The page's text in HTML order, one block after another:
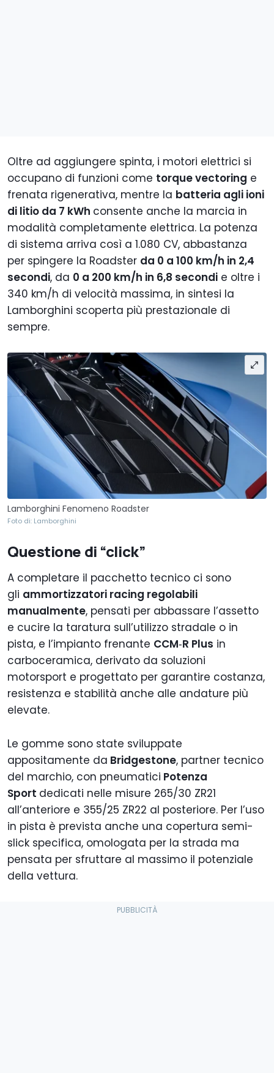
Oltre ad aggiungere spinta, i motori elettrici si
occupano di funzioni come torque vectoring e
frenata rigenerativa, mentre la batteria agli ioni
di litio da 7 kWh consente anche la marcia in
modalità completamente elettrica. La potenza
di sistema arriva così a 1.080 CV, abbastanza
per spingere la Roadster da 0 a 100 km/h in 2,4
secondi, da 0 a 200 km/h in 6,8 secondi e oltre i
340 km/h di velocità massima, in sintesi la
Lamborghini scoperta più prestazionale di
sempre.
Lamborghini Fenomeno Roadster
Foto di: Lamborghini
Questione di “click”
A completare il pacchetto tecnico ci sono
gli ammortizzatori racing regolabili
manualmente, pensati per abbassare l’assetto
e cucire la taratura sull’utilizzo stradale o in
pista, e l’impianto frenante CCM‑R Plus in
carboceramica, derivato da soluzioni
motorsport e progettato per garantire costanza,
resistenza e stabilità anche alle andature più
elevate.
Le gomme sono state sviluppate
appositamente da Bridgestone, partner tecnico
del marchio, con pneumatici Potenza
Sport dedicati nelle misure 265/30 ZR21
all’anteriore e 355/25 ZR22 al posteriore. Per l’uso
in pista è prevista anche una copertura semi-
slick specifica, omologata per la strada ma
pensata per sfruttare al massimo il potenziale
della vettura.